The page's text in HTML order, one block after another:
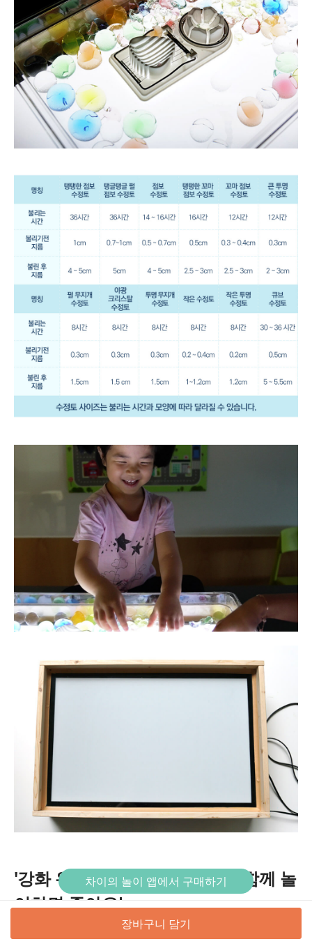
'강화 유리 원목 라이트 박스'와 함께 놀
이하면 좋아요!
차이의 놀이에서만 만날 수 있는 수제작 '원목 라이트 박스', 왜 인
장바구니 담기
차이의 놀이 앱에서 구매하기